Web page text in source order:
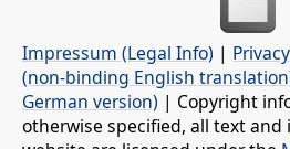
Impressum (Legal Info) |
(non-binding English
German version) | Copyright
otherwise specified, all text and